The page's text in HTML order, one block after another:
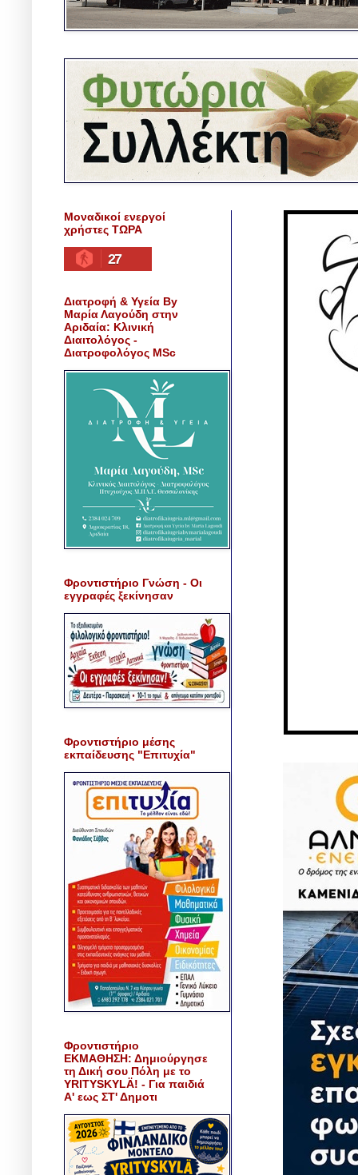
Μοναδικοί ενεργοί
χρήστες ΤΩΡΑ
27
Διατροφή & Υγεία By
Μαρία Λαγούδη στην
Αριδαία: Κλινική
Διαιτολόγος -
Διατροφολόγος MSc
Φροντιστήριο Γνώση - Οι
εγγραφές ξεκίνησαν
Φροντιστήριο μέσης
εκπαίδευσης "Επιτυχία"
Φροντιστήριο
ΕΚΜΑΘΗΣΗ: Δημιούργησε
τη Δική σου Πόλη με το
YRITYSKYLÄ! - Για παιδιά
Α' εως ΣΤ' Δημοτι